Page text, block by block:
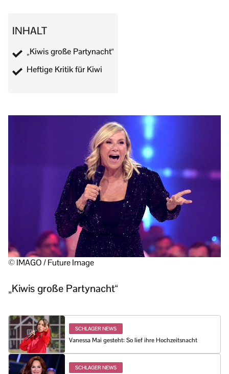
INHALT
„Kiwis große Partynacht“
Heftige Kritik für Kiwi
© IMAGO / Future Image
„Kiwis große Partynacht“
SCHLAGER NEWS
Vanessa Mai gesteht: So lief ihre Hochzeitsnacht
SCHLAGER NEWS